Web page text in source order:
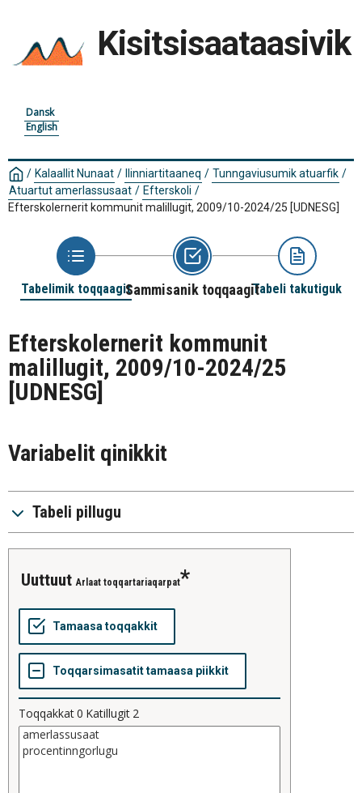
Kisitsisaataasivik
Dansk
English
/ Kalaallit Nunaat / Ilinniartitaaneq / Tunngaviusumik atuarfik /
Atuartut amerlassusaat / Efterskoli /
Efterskolernerit kommunit malillugit, 2009/10-2024/25 [UDNESG]
Tabelimik toqqaagitSammisanik toqqaagitTabeli takutiguk
Efterskolernerit kommunit
malillugit, 2009/10-2024/25
[UDNESG]
Variabelit qinikkit
Tabeli pillugu
uuttuut Arlaat toqqartariaqarpat
Toqqakkat0 Katillugit 2